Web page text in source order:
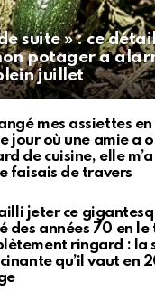
suite » : ce
potager a
juillet
mes assiettes
jour où une amie a
de cuisine, elle
faisais de travers
jeter ce
des années 70 en
ringard : la
qu’il vaut en